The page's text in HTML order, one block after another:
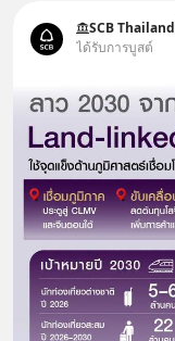
SCB Thailand
ได้รับการบูสต์